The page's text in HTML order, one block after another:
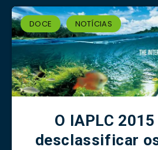
DOCE NOTÍCIAS
O IAPLC
desclassificar